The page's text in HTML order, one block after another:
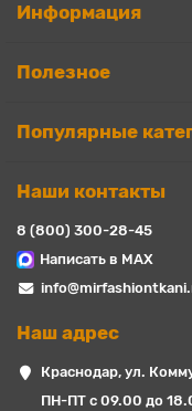
Информация
Полезное
Популярные
Наши контакты
8 (800) 300-28-45
Написать в MAX
Наш адрес
Краснодар, ул.
ПН-ПТ с 09.00 до